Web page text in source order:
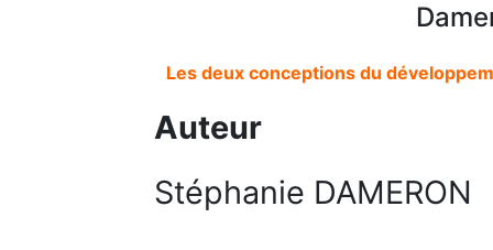
Les deux conceptions du
Auteur
Stéphanie DAMERON